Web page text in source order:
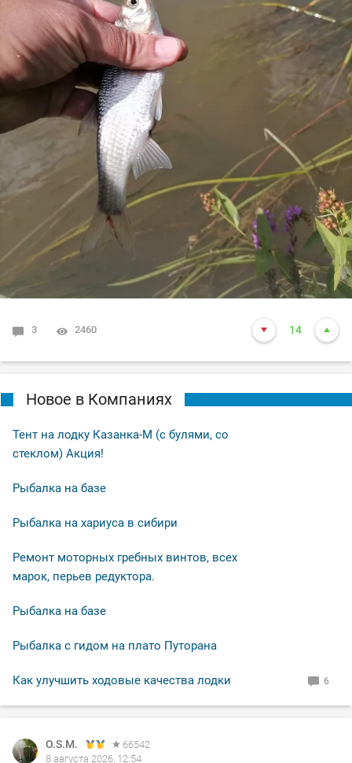
3 2460 14
Новое в Компаниях
Тент на лодку Казанка-М (с булями, со
стеклом) Акция!
Рыбалка на базе
Рыбалка на хариуса в сибири
Ремонт моторных гребных винтов, всех
марок, перьев редуктора.
Рыбалка на базе
Рыбалка с гидом на плато Путорана
Как улучшить ходовые качества лодки 6
O.S.M.
66542
8 августа 2026, 12:54
O.S.M.
66542
8 августа 2026, 12:50
O.S.M.
66542
7 августа 2026, 12:05
O.S.M.
66542
7 августа 2026, 11:14